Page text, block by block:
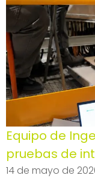
Equipo de
pruebas de
14 de mayo de